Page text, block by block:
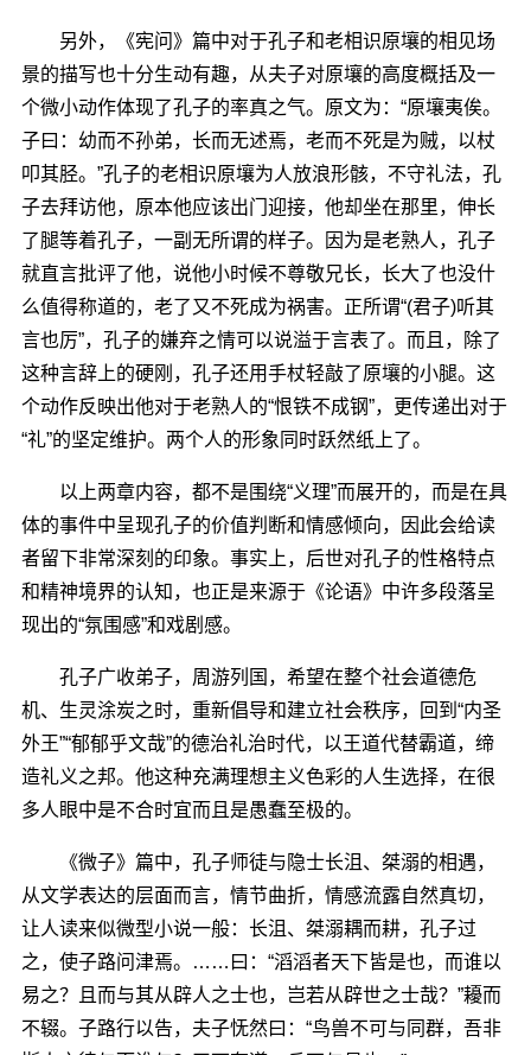
另外，《宪问》篇中对于孔子和老相识原壤的相见场
景的描写也十分生动有趣，从夫子对原壤的高度概括及一
个微小动作体现了孔子的率真之气。原文为：“原壤夷俟。
子曰：幼而不孙弟，长而无述焉，老而不死是为贼，以杖
叩其胫。”孔子的老相识原壤为人放浪形骸，不守礼法，孔
子去拜访他，原本他应该出门迎接，他却坐在那里，伸长
了腿等着孔子，一副无所谓的样子。因为是老熟人，孔子
就直言批评了他，说他小时候不尊敬兄长，长大了也没什
么值得称道的，老了又不死成为祸害。正所谓“(君子)听其
言也厉”，孔子的嫌弃之情可以说溢于言表了。而且，除了
这种言辞上的硬刚，孔子还用手杖轻敲了原壤的小腿。这
个动作反映出他对于老熟人的“恨铁不成钢”，更传递出对于
“礼”的坚定维护。两个人的形象同时跃然纸上了。
以上两章内容，都不是围绕“义理”而展开的，而是在具
体的事件中呈现孔子的价值判断和情感倾向，因此会给读
者留下非常深刻的印象。事实上，后世对孔子的性格特点
和精神境界的认知，也正是来源于《论语》中许多段落呈
现出的“氛围感”和戏剧感。
孔子广收弟子，周游列国，希望在整个社会道德危
机、生灵涂炭之时，重新倡导和建立社会秩序，回到“内圣
外王”“郁郁乎文哉”的德治礼治时代，以王道代替霸道，缔
造礼义之邦。他这种充满理想主义色彩的人生选择，在很
多人眼中是不合时宜而且是愚蠢至极的。
《微子》篇中，孔子师徒与隐士长沮、桀溺的相遇，
从文学表达的层面而言，情节曲折，情感流露自然真切，
让人读来似微型小说一般：长沮、桀溺耦而耕，孔子过
之，使子路问津焉。……曰：“滔滔者天下皆是也，而谁以
易之？且而与其从辟人之士也，岂若从辟世之士哉？”耰而
不辍。子路行以告，夫子怃然曰：“鸟兽不可与同群，吾非